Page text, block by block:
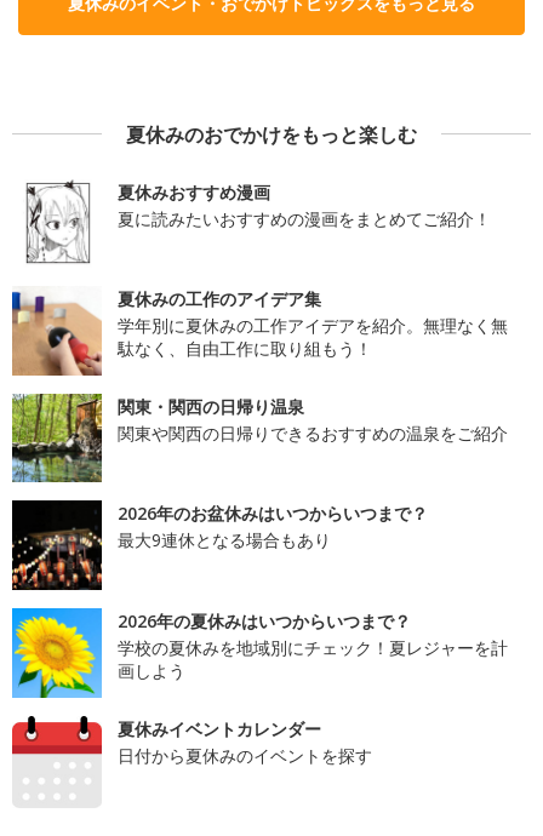
夏休みのおでかけをもっと楽しむ
夏休みおすすめ漫画
夏に読みたいおすすめの漫画をまとめてご紹介！
夏休みの工作のアイデア集
学年別に夏休みの工作アイデアを紹介。無理なく無
駄なく、自由工作に取り組もう！
関東・関西の日帰り温泉
関東や関西の日帰りできるおすすめの温泉をご紹介
2026年のお盆休みはいつからいつまで？
最大9連休となる場合もあり
2026年の夏休みはいつからいつまで？
学校の夏休みを地域別にチェック！夏レジャーを計
画しよう
夏休みイベントカレンダー
日付から夏休みのイベントを探す